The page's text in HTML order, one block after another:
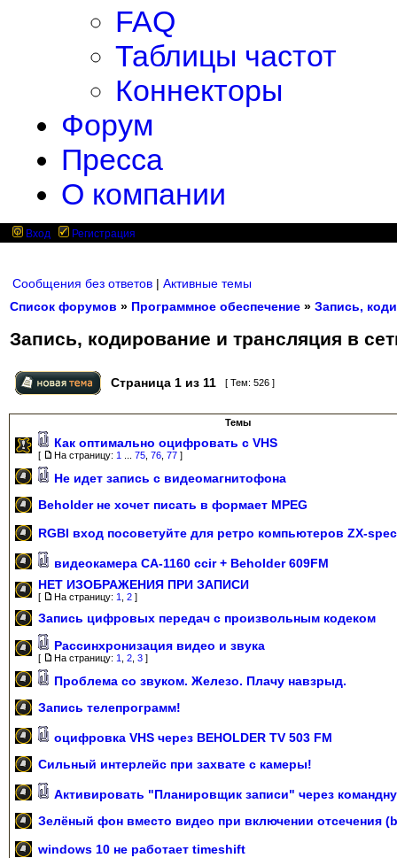
FAQ
Таблицы частот
Коннекторы
Форум
Пресса
О компании
Вход Регистрация
Сообщения без ответов | Активные темы
Список форумов » Программное обеспечение » Запись,
Запись, кодирование и трансляция в
Страница 1 из 11 [ Тем: 526 ]
Темы
Как оптимально оцифровать с VHS
[ На страницу: 1 75 76 77 ]
Не идет запись с видеомагнитофона
Beholder не хочет писать в формает MPEG
RGBI вход посоветуйте для ретро компьютеров ZX-
видеокамера CA-1160 ccir + Beholder 609FM
НЕТ ИЗОБРАЖЕНИЯ ПРИ ЗАПИСИ
[ На страницу: 1 2 ]
Запись цифровых передач с произвольным кодеком
Рассинхронизация видео и звука
[ На страницу: 1 2 3 ]
Проблема со звуком. Железо. Плачу навзрыд.
Запись телепрограмм!
оцифровка VHS через BEHOLDER TV 503 FM
Сильный интерлейс при захвате с камеры!
Активировать "Планировщик записи" через
Зелёный фон вместо видео при включении отсечения
windows 10 не работает timeshift